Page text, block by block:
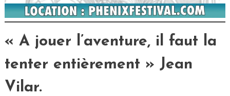
« A jouer l’aventure, il faut la
tenter entièrement » Jean
Vilar.